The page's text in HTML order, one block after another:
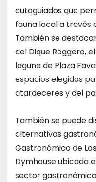
autoguiados que
fauna local a través
También se
del Dique Roggero,
laguna de Plaza
espacios elegidos
atardeceres y del
También se puede
alternativas
Gastronómico de
Dymhouse ubicada
sector